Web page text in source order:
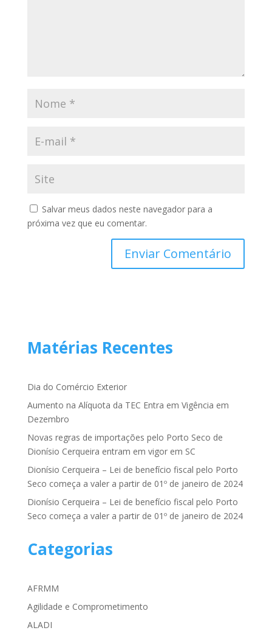
Salvar meus dados neste navegador para a
próxima vez que eu comentar.
Matérias Recentes
Dia do Comércio Exterior
Aumento na Alíquota da TEC Entra em Vigência em
Dezembro
Novas regras de importações pelo Porto Seco de
Dionísio Cerqueira entram em vigor em SC
Dionísio Cerqueira – Lei de benefício fiscal pelo Porto
Seco começa a valer a partir de 01º de janeiro de 2024
Dionísio Cerqueira – Lei de benefício fiscal pelo Porto
Seco começa a valer a partir de 01º de janeiro de 2024
Categorias
AFRMM
Agilidade e Comprometimento
ALADI